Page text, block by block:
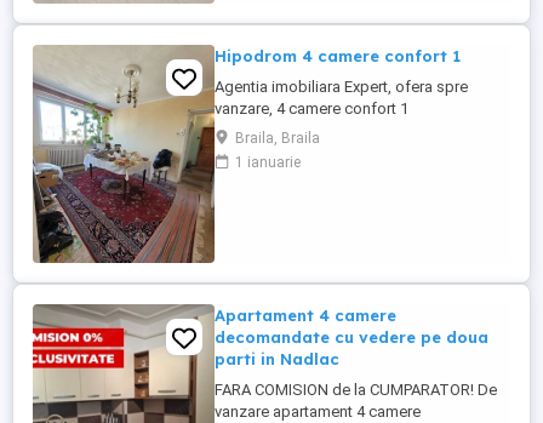
Hipodrom 4 camere confort 1
Agentia imobiliara Expert, ofera spre
vanzare, 4 camere confort 1
semidecomandat,in zona Hipodrom,
Imobilul este situat la etajul 4 4,fara
probleme la izolatie, Apartamentul are
Braila, Braila
1 ianuarie
Apartament 4 camere
decomandate cu vedere pe doua
parti in Nadlac
FARA COMISION de la CUMPARATOR! De
vanzare apartament 4 camere